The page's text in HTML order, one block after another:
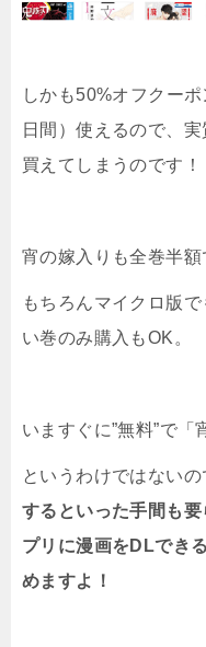
しかも50%オフクー
日間）使えるので、
買えてしまうのです！
宵の嫁入りも全巻半額
もちろんマイクロ版
い巻のみ購入もOK。
いますぐに”無料”で
というわけではないの
するといった手間も
プリに漫画をDLでき
めますよ！